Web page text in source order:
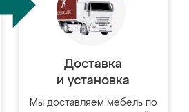
Доставка
и установка
Мы доставляем мебель по